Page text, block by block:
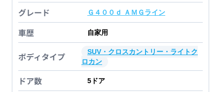
グレード Ｇ４００ｄ ＡＭＧライン
車歴 自家用
ボディタイプ
SUV・クロスカントリー・ライトク
ロカン
ドア数 5 ドア